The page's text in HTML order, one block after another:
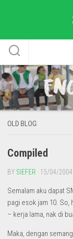
OLD BLOG
Compiled
BY SIEFER · 15/04/2004
Semalam aku dapat
pagi esok jam 10. So,
– kerja lama, nak di
Maka, dengan